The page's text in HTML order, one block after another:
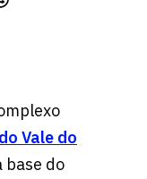
Vale do
base do